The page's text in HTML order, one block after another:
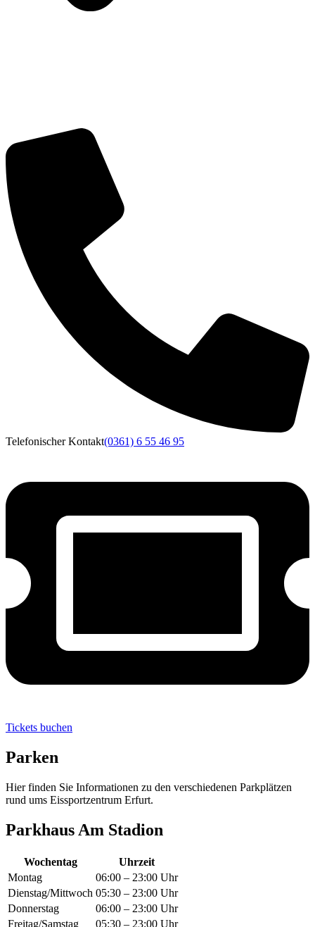
Telefonischer Kontakt(0361) 6 55 46 95
Tickets buchen
Parken
Hier finden Sie Informationen zu den verschiedenen Parkplätzen
rund ums Eissportzentrum Erfurt.
Parkhaus Am Stadion
Wochentag
Uhrzeit
Montag
06:00 – 23:00 Uhr
Dienstag/Mittwoch 05:30 – 23:00 Uhr
Donnerstag
06:00 – 23:00 Uhr
Freitag/Samstag
05:30 – 23:00 Uhr